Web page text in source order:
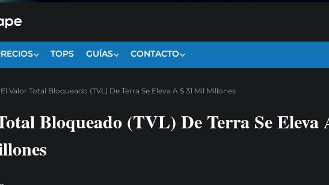
TOPS GUÍAS CONTACTO
El Valor Total Bloqueado (TVL) De Terra Se Eleva A $ 31 Mil Millones
Bloqueado (TVL) De Terra Se Eleva